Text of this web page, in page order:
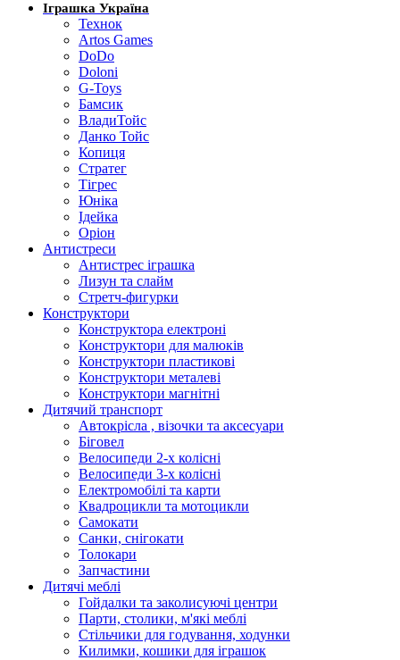
Іграшка Україна
Технок
Artos Games
DoDo
Doloni
G-Toys
Бамсик
ВладиТойс
Данко Тойс
Копиця
Стратег
Тігрес
Юніка
Ідейка
Оріон
Антистреси
Антистрес іграшка
Лизун та слайм
Стретч-фигурки
Конструктори
Конструктора електроні
Конструктори для малюків
Конструктори пластикові
Конструктори металеві
Конструктори магнітні
Дитячий транспорт
Автокрісла , візочки та аксесуари
Біговел
Велосипеди 2-х колісні
Велосипеди 3-х колісні
Електромобілі та карти
Квадроцикли та мотоцикли
Самокати
Санки, снігокати
Толокари
Запчастини
Дитячі меблі
Гойдалки та заколисуючі центри
Парти, столики, м'які меблі
Стільчики для годування, ходунки
Килимки, кошики для іграшок